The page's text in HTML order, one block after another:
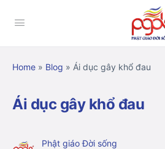
Home » Blog » Ái dục gây khổ đau
Ái dục gây khổ đau
Phật giáo Đời sống